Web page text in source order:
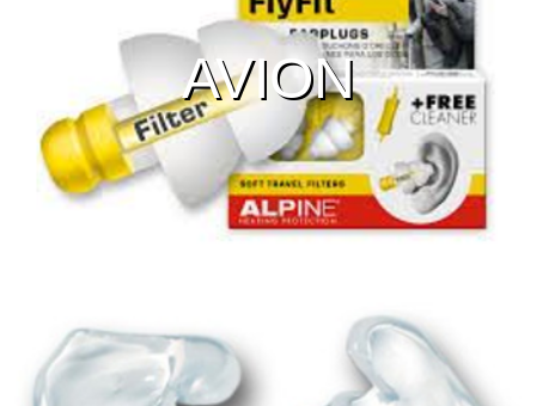
AVION